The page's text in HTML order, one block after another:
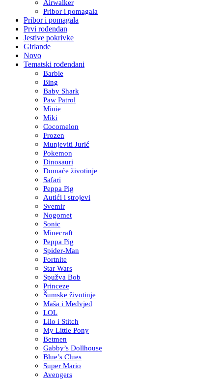
Airwalker
Pribor i pomagala
Pribor i pomagala
Prvi rođendan
Jestive pokrivke
Girlande
Novo
Tematski rođendani
Barbie
Bing
Baby Shark
Paw Patrol
Minie
Miki
Cocomelon
Frozen
Munjeviti Jurić
Pokemon
Dinosauri
Domaće životinje
Safari
Peppa Pig
Autići i strojevi
Svemir
Nogomet
Sonic
Minecraft
Peppa Pig
Spider-Man
Fortnite
Star Wars
Spužva Bob
Princeze
Šumske životinje
Maša i Medvjed
LOL
Lilo i Stitch
My Little Pony
Betmen
Gabby’s Dollhouse
Blue’s Clues
Super Mario
Avengers